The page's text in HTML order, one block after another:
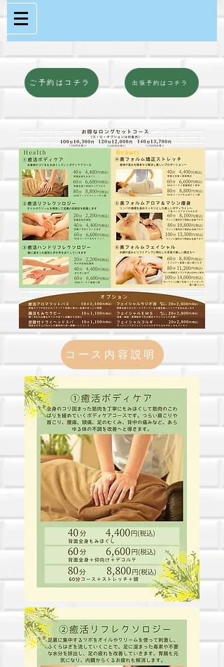
ご予約はコチラ 出張予約はコチラ
コース内容説明